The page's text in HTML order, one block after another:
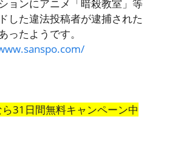
ョンにアニメ「暗殺教室」等
した違法投稿者が逮捕された
ったようです。
31日間無料キャンペーン中